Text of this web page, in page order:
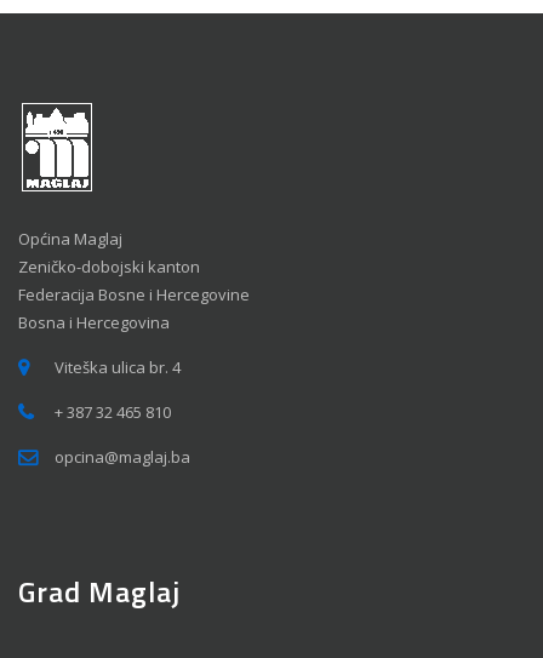
Općina Maglaj
Zeničko-dobojski kanton
Federacija Bosne i Hercegovine
Bosna i Hercegovina
Viteška ulica br. 4
+ 387 32 465 810
opcina@maglaj.ba
Grad Maglaj